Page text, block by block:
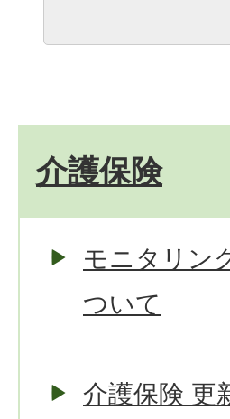
介護保険
モニタリン
ついて
介護保険 更